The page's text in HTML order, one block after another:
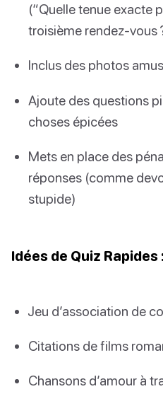
(“Quelle tenue exacte
troisième rendez-vous
Inclus des photos
Ajoute des questions
choses épicées
Mets en place des
réponses (comme
stupide)
Idées de Quiz Rapides :
Jeu d’association de
Citations de films
Chansons d’amour à